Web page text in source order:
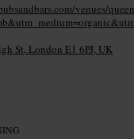
venues/
St, London E1 6PJ, UK